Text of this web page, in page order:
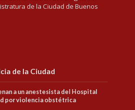
de la Ciudad de Buenos
de la Ciudad
a un anestesista del Hospital
por violencia obstétrica